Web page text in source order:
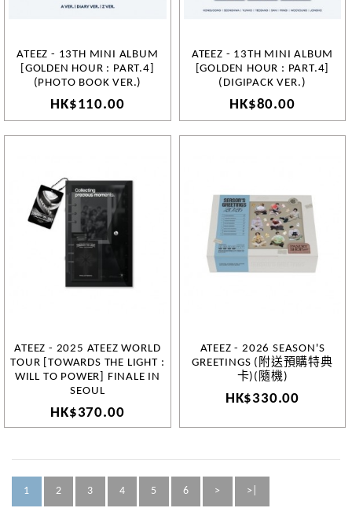
ATEEZ - 13TH MINI ALBUM
[GOLDEN HOUR : PART.4]
(PHOTO BOOK VER.)
HK$110.00
ATEEZ - 13TH MINI ALBUM
[GOLDEN HOUR : PART.4]
(DIGIPACK VER.)
HK$80.00
ATEEZ - 2025 ATEEZ WORLD
TOUR [TOWARDS THE LIGHT :
WILL TO POWER] FINALE IN
SEOUL
HK$370.00
ATEEZ - 2026 SEASON'S
GREETINGS (附送預購特典
卡)(隨機)
HK$330.00
1 2 3 4 5 6 > >|